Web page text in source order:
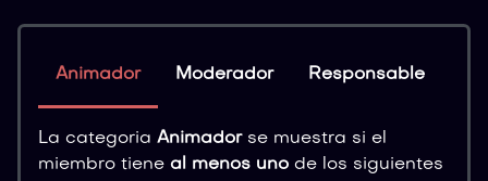
Animador Moderador Responsable
La categoria Animadorse muestra si el
miembro tiene al menos uno de los siguientes